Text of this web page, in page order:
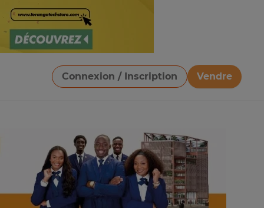
Connexion / Inscription
Vendre
Télécharger une image